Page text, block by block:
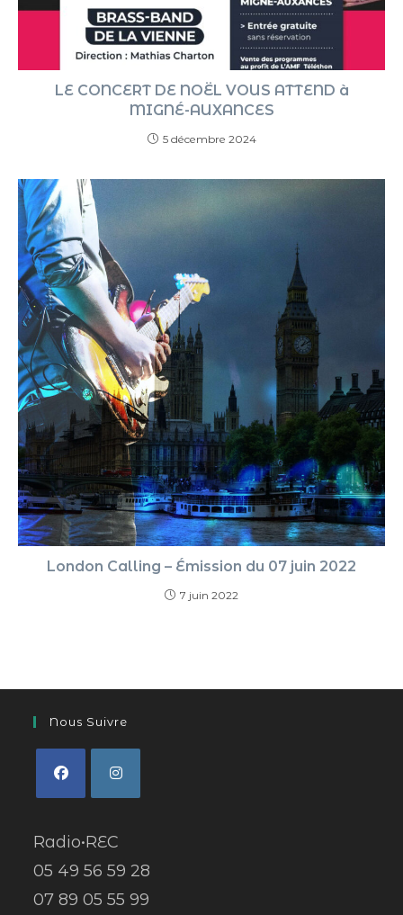
LE CONCERT DE NOËL VOUS ATTEND à
MIGNÉ-AUXANCES
5 décembre 2024
London Calling – Émission du 07 juin 2022
7 juin 2022
Nous Suivre
Radio•REC
05 49 56 59 28
07 89 05 55 99